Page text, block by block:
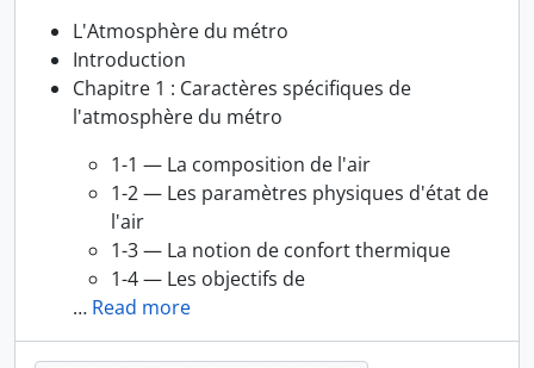
L'Atmosphère du métro
Introduction
Chapitre 1 : Caractères spécifiques de
l'atmosphère du métro
1-1 — La composition de l'air
1-2 — Les paramètres physiques d'état de
l'air
1-3 — La notion de confort thermique
1-4 — Les objectifs de
… Read more